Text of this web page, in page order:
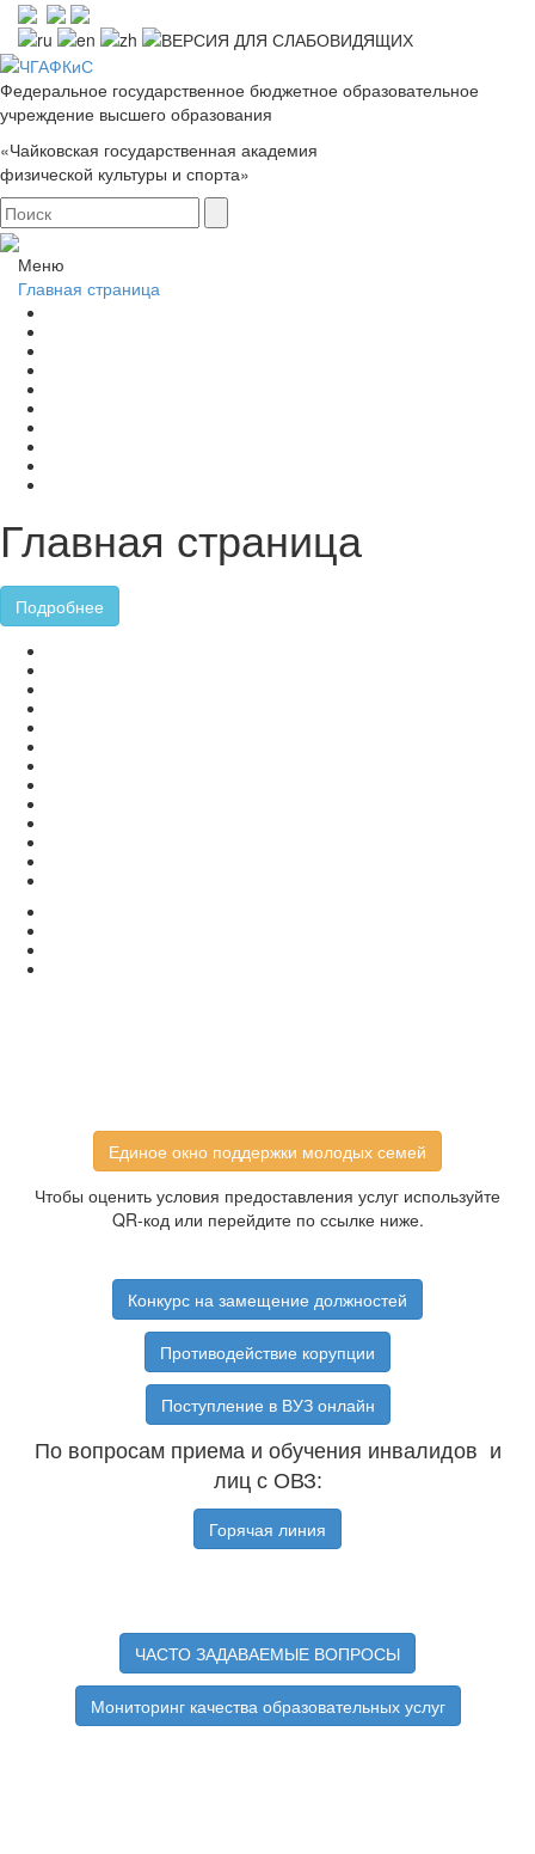
Федеральное государственное бюджетное образовательное
учреждение высшего образования
«Чайковская государственная академия
физической культуры и спорта»
Меню
Главная страница
Главная страница
Подробнее
Единое окно поддержки молодых семей
Чтобы оценить условия предоставления услуг используйте
QR-код или перейдите по ссылке ниже.
Конкурс на замещение должностей
Противодействие корупции
Поступление в ВУЗ онлайн
По вопросам приема и обучения инвалидов и
лиц с ОВЗ:
Горячая линия
ЧАСТО ЗАДАВАЕМЫЕ ВОПРОСЫ
Мониторинг качества образовательных услуг